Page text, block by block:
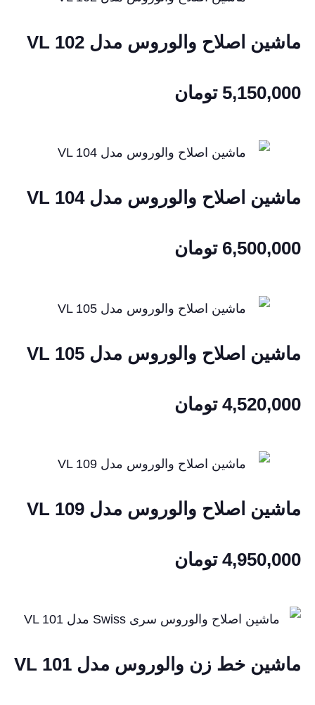
ماشین اصلاح والوروس مدل VL 102
5,150,000 تومان
ماشین اصلاح والوروس مدل VL 104
6,500,000 تومان
ماشین اصلاح والوروس مدل VL 105
4,520,000 تومان
ماشین اصلاح والوروس مدل VL 109
4,950,000 تومان
ماشین خط زن والوروس مدل VL 101